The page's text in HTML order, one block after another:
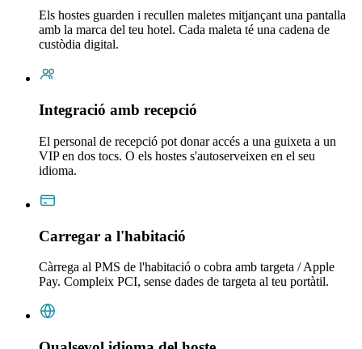
Els hostes guarden i recullen maletes mitjançant una pantalla
amb la marca del teu hotel. Cada maleta té una cadena de
custòdia digital.
Integració amb recepció
El personal de recepció pot donar accés a una guixeta a un
VIP en dos tocs. O els hostes s'autoserveixen en el seu
idioma.
Carregar a l'habitació
Càrrega al PMS de l'habitació o cobra amb targeta / Apple
Pay. Compleix PCI, sense dades de targeta al teu portàtil.